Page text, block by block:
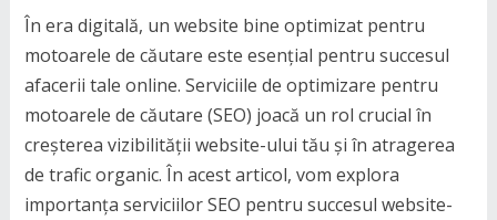
În era digitală, un website bine optimizat pentru
motoarele de căutare este esențial pentru succesul
afacerii tale online. Serviciile de optimizare pentru
motoarele de căutare (SEO) joacă un rol crucial în
creșterea vizibilității website-ului tău și în atragerea
de trafic organic. În acest articol, vom explora
importanța serviciilor SEO pentru succesul website-